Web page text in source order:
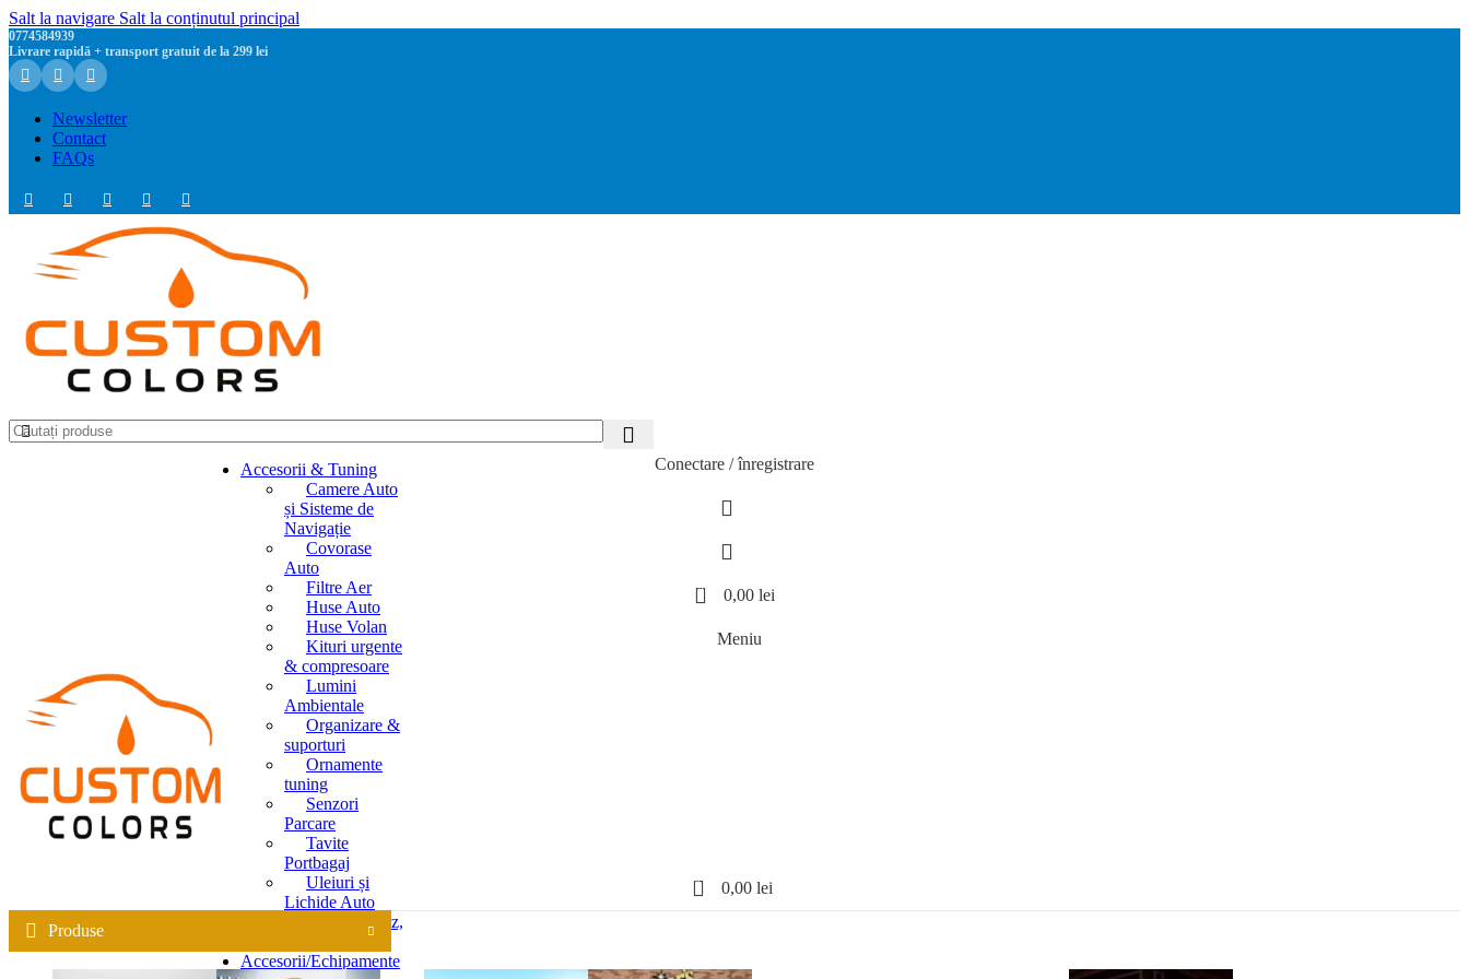
Salt la navigare Salt la conținutul principal
0774584939
Livrare rapidă + transport gratuit de la 299 lei
Newsletter
Contact
FAQs
Accesorii & Tuning
Camere Auto
și Sisteme de
Navigație
Covorase
Auto
Filtre Aer
Huse Auto
Huse Volan
Kituri urgente
& compresoare
Lumini
Ambientale
Organizare &
suporturi
Ornamente
tuning
Senzori
Parcare
Tavite
Portbagaj
Uleiuri și
Lichide Auto
(Antigel, Parbriz,
Apă Distilată)
Accesorii/Echipamente
Conectare / înregistrare
0 0,00 lei
Meniu
0 0,00 lei
Produse